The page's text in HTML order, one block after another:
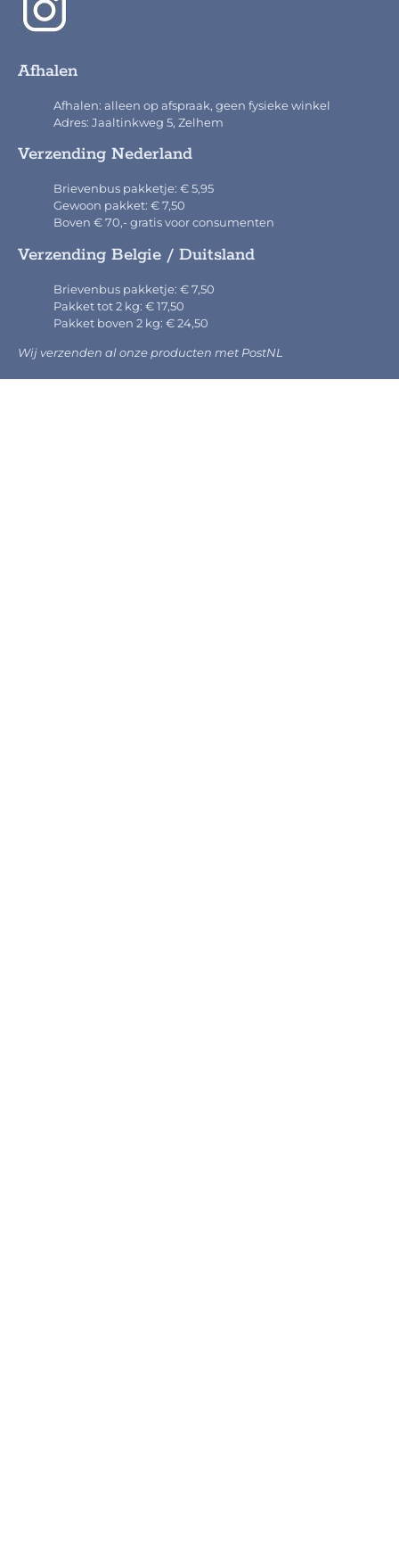
Afhalen
Afhalen: alleen op afspraak, geen fysieke winkel
Adres: Jaaltinkweg 5, Zelhem
Verzending Nederland
Brievenbus pakketje: € 5,95
Gewoon pakket: € 7,50
Boven € 70,- gratis voor consumenten
Verzending Belgie / Duitsland
Brievenbus pakketje: € 7,50
Pakket tot 2 kg: € 17,50
Pakket boven 2 kg: € 24,50
Wij verzenden al onze producten met PostNL